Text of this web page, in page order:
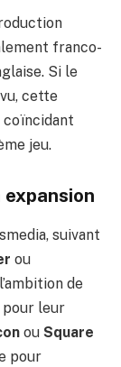
franco-
Si le
cette
coïncidant
jeu.
suivant
ou
de
pour leur
ou Square
pour